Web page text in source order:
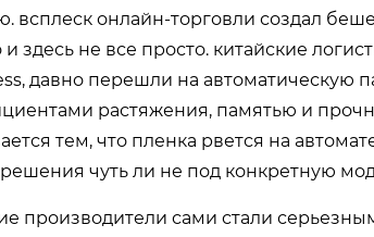
всплеск онлайн-торговли создал
и здесь не все просто. китайские
давно перешли на автоматическую
растяжения, памятью и
тем, что пленка рвется на
чуть ли не под конкретную
производители сами стали